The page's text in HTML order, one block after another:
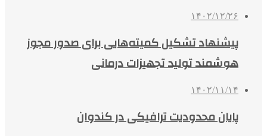
۱۴۰۲/۱۲/۲۶
پیشنهاد تشکیل کمیته‌هایی برای صدور مجوز
هوشمند تولید تجهیزات درمانی
۱۴۰۲/۱۱/۱۴
پایان محدودیت ترافیکی در کندوان